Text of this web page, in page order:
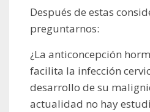
Después de estas
preguntarnos:
¿La anticoncepción
facilita la infección
desarrollo de su
actualidad no hay